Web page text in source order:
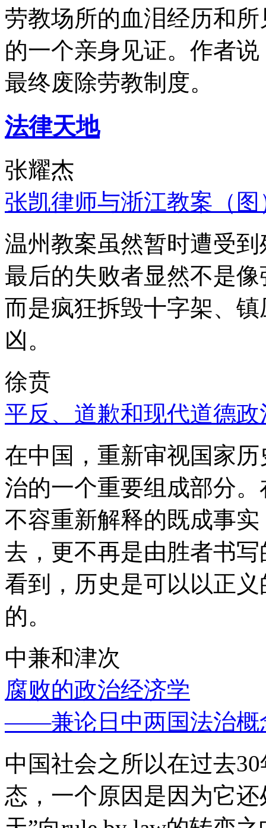
劳教场所的血泪经历和
的一个亲身见证。作者
最终废除劳教制度。
法律天地
张耀杰
张凯律师与浙江教案（图
温州教案虽然暂时遭受
最后的失败者显然不是
而是疯狂拆毁十字架、
凶。
徐贲
平反、道歉和现代道德政
在中国，重新审视国家
治的一个重要组成部分
不容重新解释的既成事
去，更不再是由胜者书
看到，历史是可以以正
的。
中兼和津次
腐败的政治经济学
——兼论日中两国法治概
中国社会之所以在过去
态，一个原因是因为它